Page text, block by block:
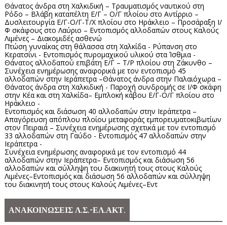
Θάνατος άνδρα στη Χαλκιδική – Τραυματισμός ναυτικού στη
Ρόδο – Βλάβη καταπέλτη Ε/Γ – Ο/Γ πλοίου στο Αντίρριο –
Δυσλειτουργία Ε/Γ-Ο/Γ-Τ/Χ πλοίου στο Ηράκλειο – Προσάραξη Ι/
Φ σκάφους στο Λαύριο – Εντοπισμός αλλοδαπών στους Καλούς
Λιμένες – Διακομιδές ασθενώ
Πτώση γυναίκας στη θάλασσα στη Χαλκίδα - Ρύπανση στο
Κερατσίνι - Εντοπισμός πυρομαχικού υλικού στα Ίσθμια -
Θάνατος αλλοδαπού επιβάτη Ε/Γ – Τ/Ρ πλοίου στη Ζάκυνθο –
Συνέχεια ενημέρωσης αναφορικά με τον εντοπισμό 45
αλλοδαπών στην Ιεράπετρα –Θάνατος άνδρα στην Παλαιόχωρα –
Θάνατος άνδρα στη Χαλκιδική - Παροχή συνδρομής σε Ι/Φ σκάφη
στην Κέα και στη Χαλκίδα– Εμπλοκή κάβου Ε/Γ-Ο/Γ πλοίου στο
Ηράκλειο -
Εντοπισμός και διάσωση 40 αλλοδαπών στην Ιεράπετρα –
Απαγόρευση απόπλου πλοίου μεταφοράς εμπορευματοκιβωτίων
στον Πειραιά – Συνέχεια ενημέρωσης σχετικά με τον εντοπισμό
33 αλλοδαπών στη Γαύδο - Εντοπισμός 47 αλλοδαπών στην
Ιεράπετρα -
Συνέχεια ενημέρωσης αναφορικά με τον εντοπισμό 44
αλλοδαπών στην Ιεράπετρα– Εντοπισμός και διάσωση 56
αλλοδαπών και σύλληψη του διακινητή τους στους Καλούς
Λιμένες–Εντοπισμός και διάσωση 56 αλλοδαπών και σύλληψη
του διακινητή τους στους Καλούς Λιμένες–Εντ
ΑΝΑΚΟΙΝΩΣΕΙΣ Λ.Σ.-ΕΛ.ΑΚΤ.